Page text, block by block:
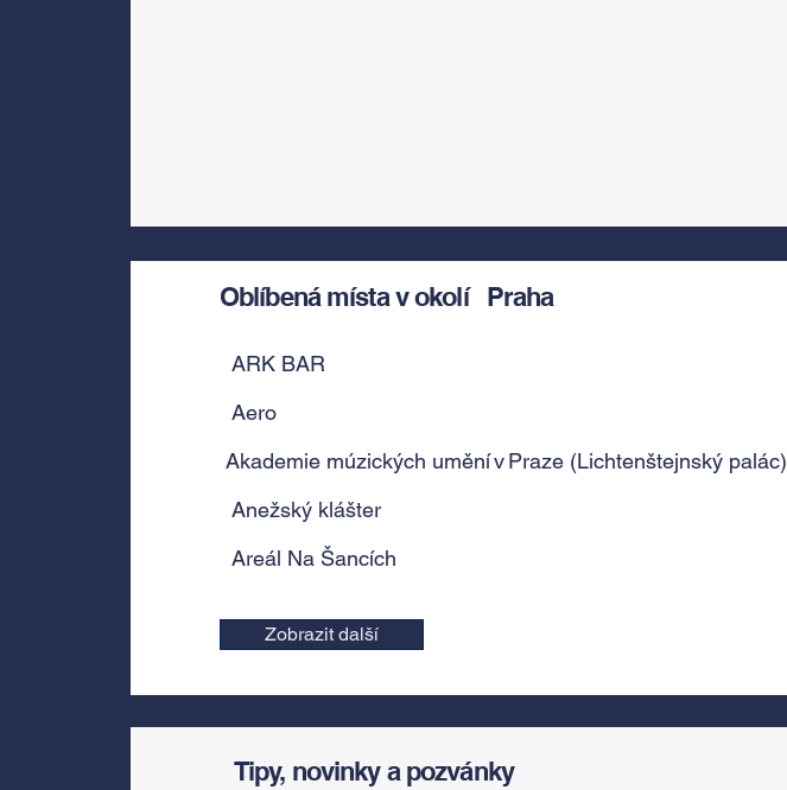
Oblíbená místa v okolí Praha
ARK BAR
Aero
Akademie múzických umění v Praze (Lichtenštejnský palác)
Anežský klášter
Areál Na Šancích
Zobrazit další
Tipy, novinky a pozvánky